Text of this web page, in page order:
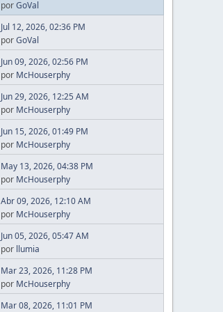
porGoVal
Jul 12, 2026, 02:36 PM
porGoVal
Jun 09, 2026, 02:56 PM
por McHouserphy
Jun 29, 2026, 12:25 AM
por McHouserphy
Jun 15, 2026, 01:49 PM
por McHouserphy
May 13, 2026, 04:38 PM
por McHouserphy
Abr 09, 2026, 12:10 AM
por McHouserphy
Jun 05, 2026, 05:47 AM
por llumia
Mar 23, 2026, 11:28 PM
por McHouserphy
Mar 08, 2026, 11:01 PM